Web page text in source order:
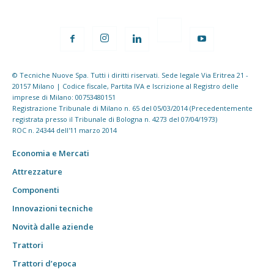
© Tecniche Nuove Spa. Tutti i diritti riservati. Sede legale Via Eritrea 21 -
20157 Milano | Codice fiscale, Partita IVA e Iscrizione al Registro delle
imprese di Milano: 00753480151
Registrazione Tribunale di Milano n. 65 del 05/03/2014 (Precedentemente
registrata presso il Tribunale di Bologna n. 4273 del 07/04/1973)
ROC n. 24344 dell'11 marzo 2014
Economia e Mercati
Attrezzature
Componenti
Innovazioni tecniche
Novità dalle aziende
Trattori
Trattori d’epoca